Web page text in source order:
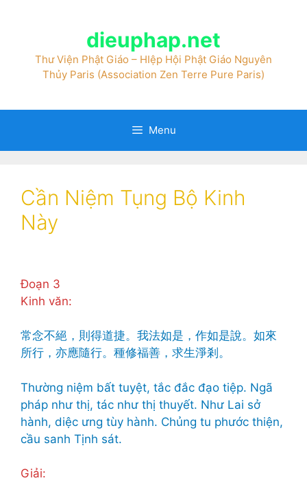
dieuphap.net
Thư Viện Phật Giáo – HIệp Hội Phật Giáo Nguyên
Thủy Paris (Association Zen Terre Pure Paris)
Menu
Cần Niệm Tụng Bộ Kinh
Này
Đoạn 3
Kinh văn:
常念不絕，則得道捷。我法如是，作如是說。如來
所行，亦應隨行。種修福善，求生淨剎。
Thường niệm bất tuyệt, tắc đắc đạo tiệp. Ngã
pháp như thị, tác như thị thuyết. Như Lai sở
hành, diệc ưng tùy hành. Chủng tu phước thiện,
cầu sanh Tịnh sát.
Giải: